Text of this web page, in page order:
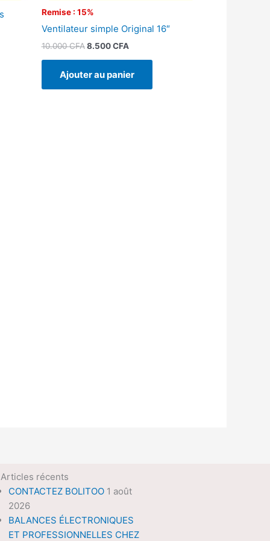
Remise : 15%
Ventilateur simple Original 16″
10.000CFA 8.500CFA
Ajouter au panier
récents
CONTACTEZ BOLITOO 1 août
2026
BALANCES ÉLECTRONIQUES
ET PROFESSIONNELLES CHEZ